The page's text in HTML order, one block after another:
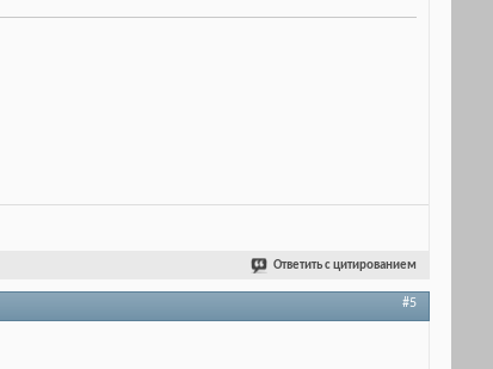
Ответить с цитированием
#5